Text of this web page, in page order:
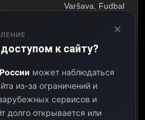
Varšava. Fudbal
08:00
Открыть описание
×
к сайту?
России может наблюдаться
из-за ограничений и
сервисов и
долго открывается или